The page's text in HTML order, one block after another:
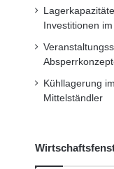
Investitionen
Kühllagerung
Mittelständler